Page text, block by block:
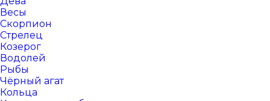
Весы
Скорпион
Стрелец
Козерог
Водолей
Рыбы
Чёрный агат
Кольца